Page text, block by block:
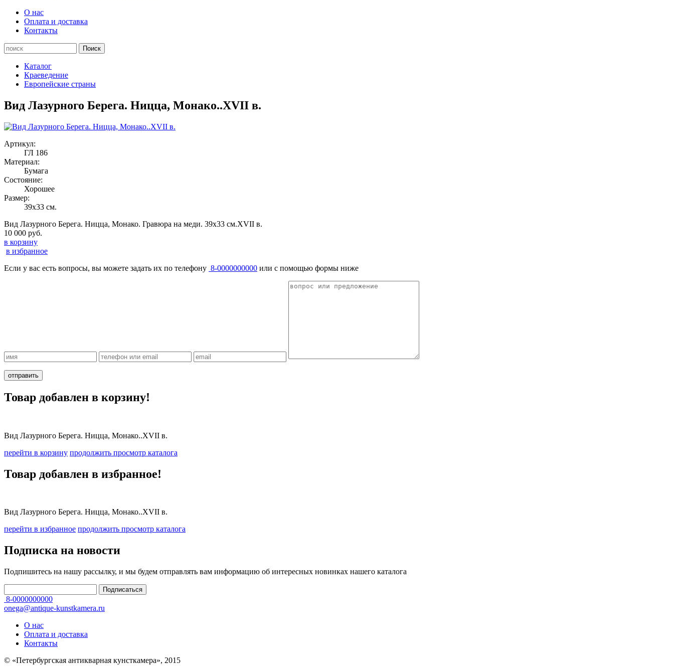
О нас
Оплата и доставка
Контакты
Каталог
Краеведение
Европейские страны
Вид Лазурного Берега. Ницца, Монако..XVII в.
Артикул:
ГЛ 186
Материал:
Бумага
Состояние:
Хорошее
Размер:
39х33 см.
Вид Лазурного Берега. Ницца, Монако. Гравюра на меди. 39х33 см.XVII в.
10 000 руб.
в корзину
в избранное
Если у вас есть вопросы, вы можете задать их по телефону 8-0000000000 или с помощью формы ниже
Товар добавлен в корзину!
Вид Лазурного Берега. Ницца, Монако..XVII в.
перейти в корзину продолжить просмотр каталога
Товар добавлен в избранное!
Вид Лазурного Берега. Ницца, Монако..XVII в.
перейти в избранное продолжить просмотр каталога
Подписка на новости
Подпишитесь на нашу рассылку, и мы будем отправлять вам информацию об интересных новинках нашего каталога
8-0000000000
onega@antique-kunstkamera.ru
О нас
Оплата и доставка
Контакты
© «Петербургская антикварная кунсткамера», 2015